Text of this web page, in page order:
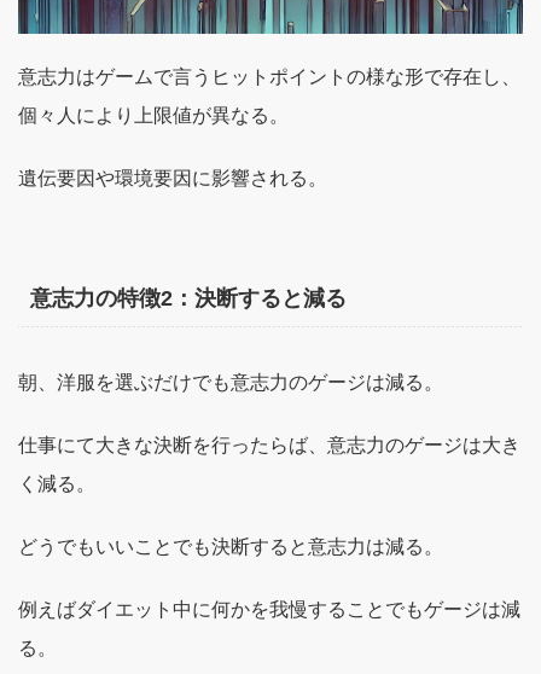
意志力はゲームで言うヒットポイントの様な形で存在し、
個々人により上限値が異なる。
遺伝要因や環境要因に影響される。
意志力の特徴2：決断すると減る
朝、洋服を選ぶだけでも意志力のゲージは減る。
仕事にて大きな決断を行ったらば、意志力のゲージは大き
く減る。
どうでもいいことでも決断すると意志力は減る。
例えばダイエット中に何かを我慢することでもゲージは減
る。